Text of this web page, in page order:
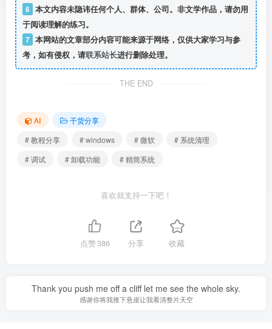
6 本文内容未隐讳任何个人、群体、公司。非文学作品，请勿用
于阅读理解的练习。
7 本网站的文章部分内容可能来源于网络，仅供大家学习与参
考，如有侵权，请联系站长进行删除处理。
THE END
AI
干货分享
# 教程分享
# windows # 微软
# 系统清理
# 调试
# 卸载功能 # 精简系统
喜欢就支持一下吧！
点赞386 分享 收藏
Thank you push me off a cliff let me see the whole sky.
感谢你将我推下悬崖让我看清整片天空